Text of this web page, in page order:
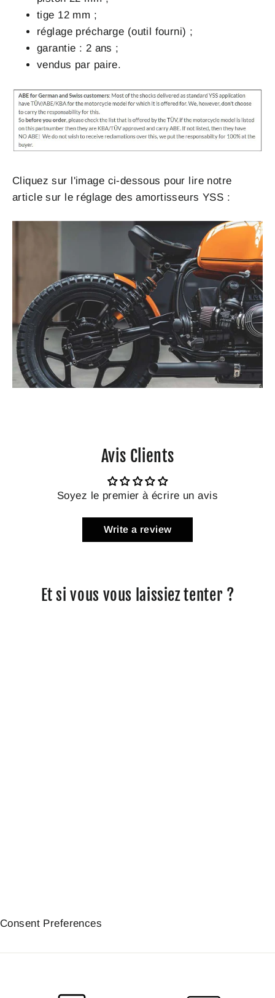
tige 12 mm ;
réglage précharge (outil fourni) ;
garantie : 2 ans ;
vendus par paire.
Cliquez sur l'image ci-dessous pour lire notre
article sur le réglage des amortisseurs YSS :
Avis Clients
Soyez le premier à écrire un avis
Write a review
Et si vous vous laissiez tenter ?
Consent Preferences